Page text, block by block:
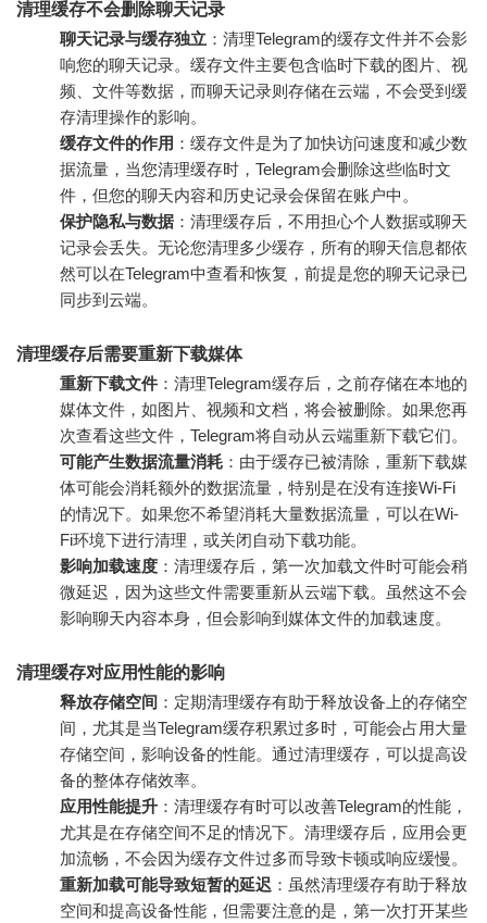
清理缓存不会删除聊天记录
聊天记录与缓存独立 ：清理Telegram的缓存文件并不会影
响您的聊天记录。缓存文件主要包含临时下载的图片、视
频、文件等数据，而聊天记录则存储在云端，不会受到缓
存清理操作的影响。
缓存文件的作用 ：缓存文件是为了加快访问速度和减少数
据流量，当您清理缓存时，Telegram会删除这些临时文
件，但您的聊天内容和历史记录会保留在账户中。
保护隐私与数据 ：清理缓存后，不用担心个人数据或聊天
记录会丢失。无论您清理多少缓存，所有的聊天信息都依
然可以在Telegram中查看和恢复，前提是您的聊天记录已
同步到云端。
清理缓存后需要重新下载媒体
重新下载文件 ：清理Telegram缓存后，之前存储在本地的
媒体文件，如图片、视频和文档，将会被删除。如果您再
次查看这些文件，Telegram将自动从云端重新下载它们。
可能产生数据流量消耗 ：由于缓存已被清除，重新下载媒
体可能会消耗额外的数据流量，特别是在没有连接Wi-Fi
的情况下。如果您不希望消耗大量数据流量，可以在Wi-
Fi环境下进行清理，或关闭自动下载功能。
影响加载速度 ：清理缓存后，第一次加载文件时可能会稍
微延迟，因为这些文件需要重新从云端下载。虽然这不会
影响聊天内容本身，但会影响到媒体文件的加载速度。
清理缓存对应用性能的影响
释放存储空间 ：定期清理缓存有助于释放设备上的存储空
间，尤其是当Telegram缓存积累过多时，可能会占用大量
存储空间，影响设备的性能。通过清理缓存，可以提高设
备的整体存储效率。
应用性能提升 ：清理缓存有时可以改善Telegram的性能，
尤其是在存储空间不足的情况下。清理缓存后，应用会更
加流畅，不会因为缓存文件过多而导致卡顿或响应缓慢。
重新加载可能导致短暂的延迟 ：虽然清理缓存有助于释放
空间和提高设备性能，但需要注意的是，第一次打开某些